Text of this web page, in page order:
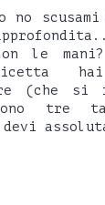
no scusami
le
(che si
tre
devi